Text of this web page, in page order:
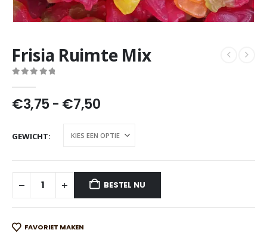
Frisia Ruimte Mix
€3,75 - €7,50Prijsklasse:
tot
€7,50
GEWICHT
BESTEL NU
FAVORIET MAKEN